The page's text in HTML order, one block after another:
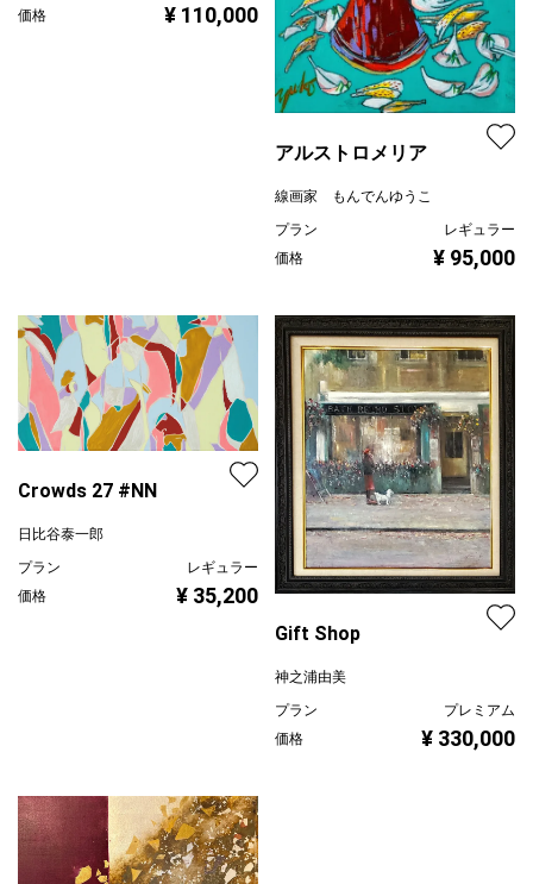
価格
¥ 110,000
アルストロメリア
線画家 もんでんゆうこ
プラン
レギュラー
価格
¥ 95,000
Crowds 27 #NN
日比谷泰一郎
プラン
レギュラー
価格
¥ 35,200
Gift Shop
神之浦由美
プラン
プレミアム
価格
¥ 330,000